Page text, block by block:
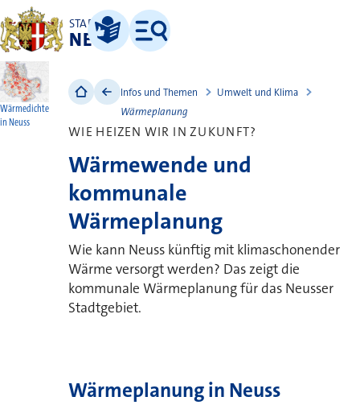
STADT
NEUSS
Leichte Sprache
Menü
Infos und Themen
Umwelt und Klima
Wärmeplanung
WIE HEIZEN WIR IN ZUKUNFT?
Wärmewende und
kommunale
Wärmeplanung
Wie kann Neuss künftig mit klimaschonender
Wärme versorgt werden? Das zeigt die
kommunale Wärmeplanung für das Neusser
Stadtgebiet.
Wärmedichte
in Neuss
Wärmeplanung in Neuss